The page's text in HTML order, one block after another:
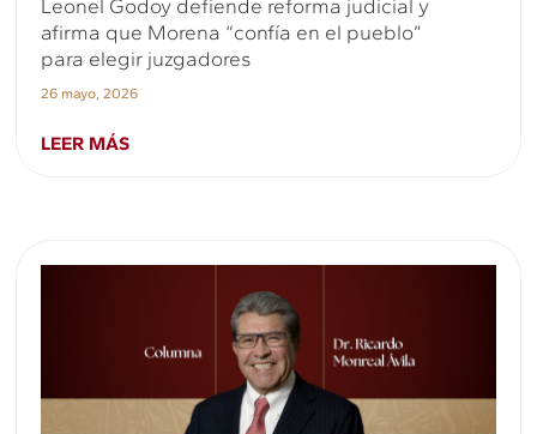
Leonel Godoy defiende reforma judicial y
afirma que Morena “confía en el pueblo”
para elegir juzgadores
26 mayo, 2026
LEER MÁS